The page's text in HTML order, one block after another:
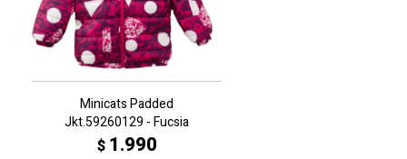
Minicats Padded
Jkt.59260129 - Fucsia
$ 1.990